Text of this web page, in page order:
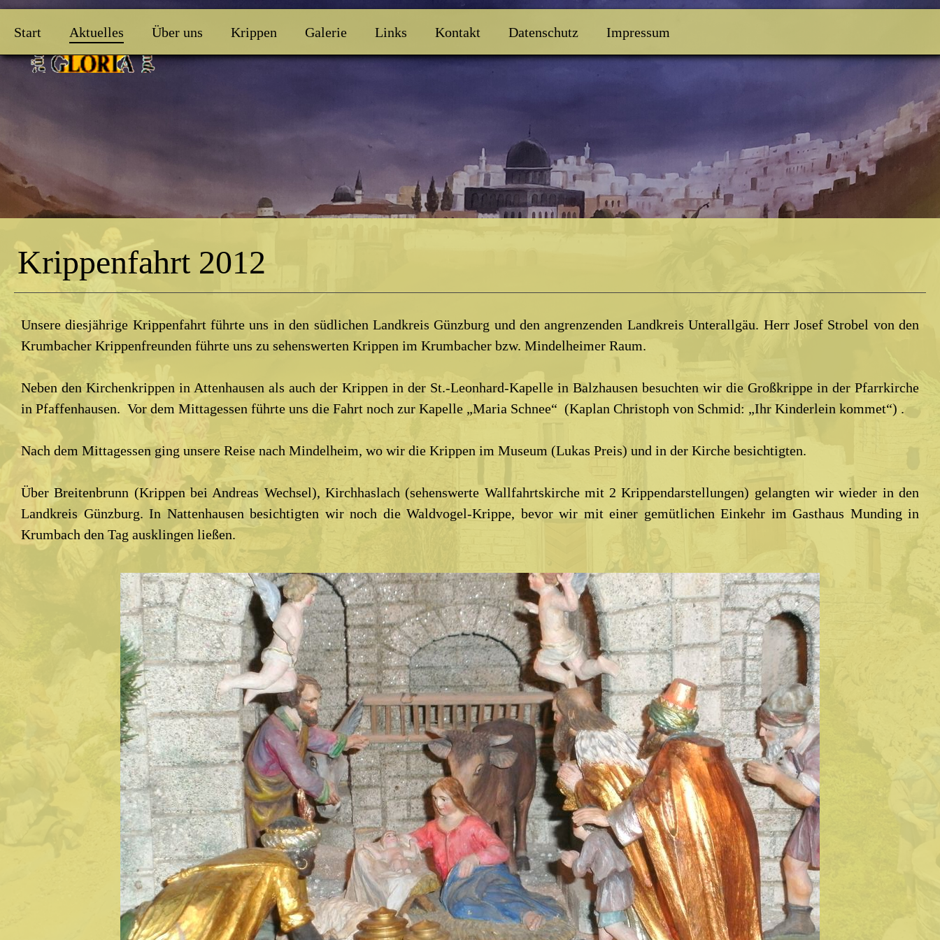
Start Aktuelles Über uns Krippen Galerie Links Kontakt Datenschutz Impressum
Krippenfahrt 2012
Unsere diesjährige Krippenfahrt führte uns in den südlichen Landkreis Günzburg und den angrenzenden Landkreis Unterallgäu. Herr Josef Strobel von den
Krumbacher Krippenfreunden führte uns zu sehenswerten Krippen im Krumbacher bzw. Mindelheimer Raum.
Neben den Kirchenkrippen in Attenhausen als auch der Krippen in der St.-Leonhard-Kapelle in Balzhausen besuchten wir die Großkrippe in der Pfarrkirche
in Pfaffenhausen. Vor dem Mittagessen führte uns die Fahrt noch zur Kapelle „Maria Schnee“ (Kaplan Christoph von Schmid: „Ihr Kinderlein kommet“) .
Nach dem Mittagessen ging unsere Reise nach Mindelheim, wo wir die Krippen im Museum (Lukas Preis) und in der Kirche besichtigten.
Über Breitenbrunn (Krippen bei Andreas Wechsel), Kirchhaslach (sehenswerte Wallfahrtskirche mit 2 Krippendarstellungen) gelangten wir wieder in den
Landkreis Günzburg. In Nattenhausen besichtigten wir noch die Waldvogel-Krippe, bevor wir mit einer gemütlichen Einkehr im Gasthaus Munding in
Krumbach den Tag ausklingen ließen.